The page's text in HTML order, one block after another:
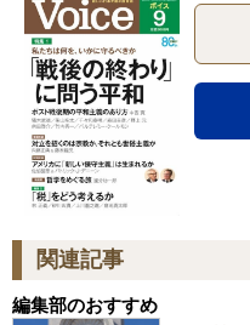
関連記事
編集部のおすすめ